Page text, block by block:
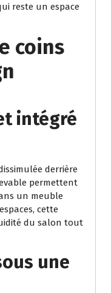
reste un espace
coins
intégré
derrière
permettent
un meuble
cette
du salon tout
une